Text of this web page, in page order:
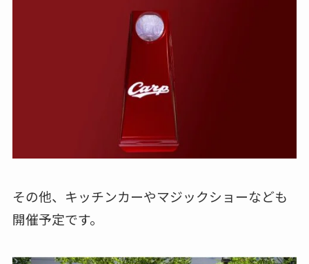
その他、キッチンカーやマジックショーなども
開催予定です。